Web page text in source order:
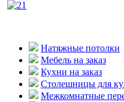
Натяжные потолки
Мебель на заказ
Кухни на заказ
Столешницы для
Межкомнатные